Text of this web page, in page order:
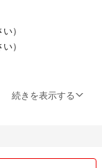
）
）
もお問い合わせくだ
続きを表示する